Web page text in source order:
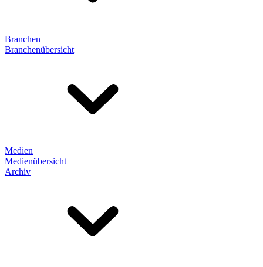
Branchen
Branchenübersicht
Medien
Medienübersicht
Archiv